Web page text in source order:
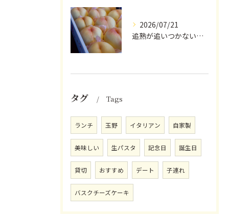
2026/07/21
追熟が追いつかないほど気にかけていただいている
タグ Tags
ランチ 玉野 イタリアン 自家製
美味しい 生パスタ 記念日 誕生日
貸切 おすすめ デート 子連れ
バスクチーズケーキ